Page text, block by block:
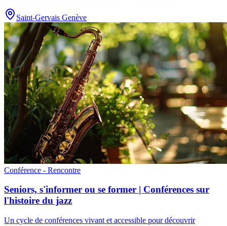
Saint-Gervais Genève
Conférence - Rencontre
Seniors, s'informer ou se former | Conférences sur
l'histoire du jazz
Un cycle de conférences vivant et accessible pour découvrir